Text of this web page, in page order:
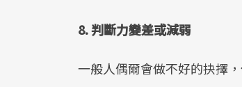
8. 判斷力變差或減弱
一般人偶爾會做不好的抉擇